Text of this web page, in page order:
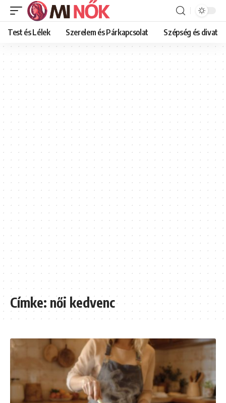
Test és Lélek Szerelem és Párkapcsolat Szépség és divat
Címke:női kedvenc